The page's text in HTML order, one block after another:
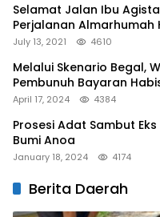
Selamat Jalan Ibu
Perjalanan Almarhumah
Terakhir
July 13, 2021 4610
Melalui Skenario Begal,
Pembunuh Bayaran
April 17, 2024 4384
Prosesi Adat Sambut
Bumi Anoa
January 18, 2024 4174
Berita Daerah